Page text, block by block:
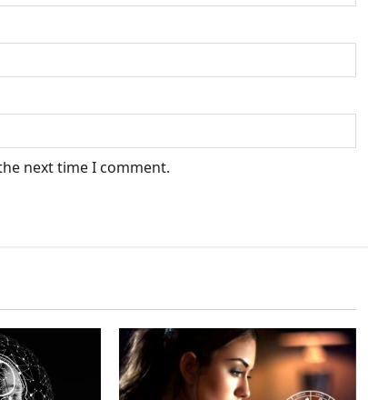
next time I comment.